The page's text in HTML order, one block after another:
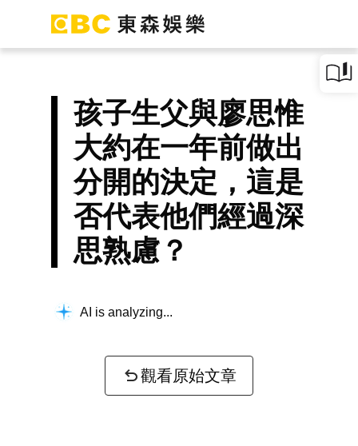
孩子生父與廖思惟
大約在一年前做出
分開的決定，這是
否代表他們經過深
思熟慮？
AI is analyzing...
觀看原始文章